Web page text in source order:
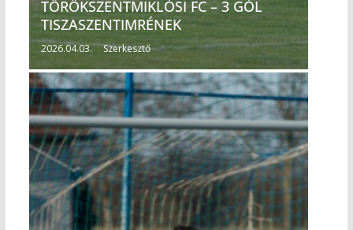
TÖRÖKSZENTMIKLÓSI FC – 3 GÓL
TISZASZENTIMRÉNEK
2026.04.03. Szerkesztő